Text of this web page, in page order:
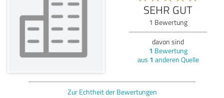
SEHR GUT
1 Bewertung
davon sind
1 Bewertung
aus 1 anderen Quelle
Zur Echtheit der Bewertungen